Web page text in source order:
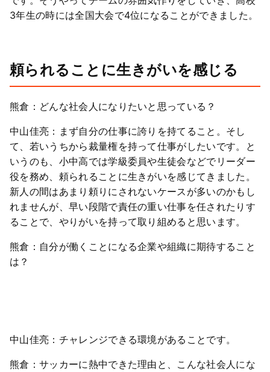
3年生の時には全国大会で4位になることができました。
頼られることに生きがいを感じる
熊倉：どんな社会人になりたいと思っている？
中山佳亮：まず自分の仕事に誇りを持てること。そし
て、若いうちから裁量権を持って仕事がしたいです。と
いうのも、小中高では学級委員や生徒会などでリーダー
役を務め、頼られることに生きがいを感じてきました。
新人の間はあまり頼りにされないケースが多いのかもし
れませんが、早い段階で責任の重い仕事を任されたりす
ることで、やりがいを持って取り組めると思います。
熊倉：自分が働くことになる企業や組織に期待すること
は？
中山佳亮：チャレンジできる環境があることです。
熊倉：サッカーに熱中できた理由と、こんな社会人にな